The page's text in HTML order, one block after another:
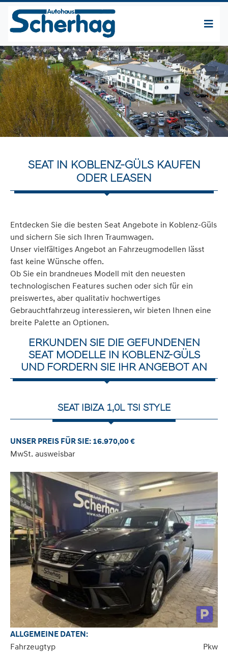
SEAT IN KOBLENZ-GÜLS KAUFEN
ODER LEASEN
Entdecken Sie die besten Seat Angebote in Koblenz-Güls
und sichern Sie sich Ihren Traumwagen.
Unser vielfältiges Angebot an Fahrzeugmodellen lässt
fast keine Wünsche offen.
Ob Sie ein brandneues Modell mit den neuesten
technologischen Features suchen oder sich für ein
preiswertes, aber qualitativ hochwertiges
Gebrauchtfahrzeug interessieren, wir bieten Ihnen eine
breite Palette an Optionen.
ERKUNDEN SIE DIE GEFUNDENEN
SEAT MODELLE IN KOBLENZ-GÜLS
UND FORDERN SIE IHR ANGEBOT AN
SEAT IBIZA 1,0L TSI STYLE
UNSER PREIS FÜR SIE: 16.970,00 €
MwSt. ausweisbar
ALLGEMEINE DATEN:
Fahrzeugtyp
Pkw